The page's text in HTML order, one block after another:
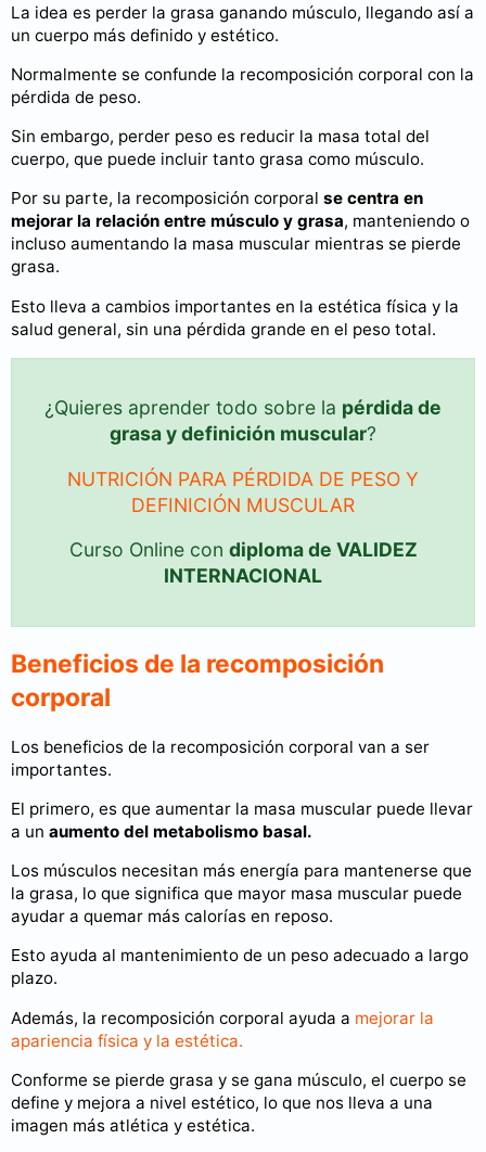
La idea es perder la grasa ganando músculo, llegando así a
un cuerpo más definido y estético.
Normalmente se confunde la recomposición corporal con la
pérdida de peso.
Sin embargo, perder peso es reducir la masa total del
cuerpo, que puede incluir tanto grasa como músculo.
Por su parte, la recomposición corporal se centra en
mejorar la relación entre músculo y grasa, manteniendo o
incluso aumentando la masa muscular mientras se pierde
grasa.
Esto lleva a cambios importantes en la estética física y la
salud general, sin una pérdida grande en el peso total.
¿Quieres aprender todo sobre la pérdida de
grasa y definición muscular?
NUTRICIÓN PARA PÉRDIDA DE PESO Y
DEFINICIÓN MUSCULAR
Curso Online con diploma de VALIDEZ
INTERNACIONAL
Beneficios de la recomposición
corporal
Los beneficios de la recomposición corporal van a ser
importantes.
El primero, es que aumentar la masa muscular puede llevar
a un aumento del metabolismo basal.
Los músculos necesitan más energía para mantenerse que
la grasa, lo que significa que mayor masa muscular puede
ayudar a quemar más calorías en reposo.
Esto ayuda al mantenimiento de un peso adecuado a largo
plazo.
Además, la recomposición corporal ayuda a mejorar la
apariencia física y la estética.
Conforme se pierde grasa y se gana músculo, el cuerpo se
define y mejora a nivel estético, lo que nos lleva a una
imagen más atlética y estética.